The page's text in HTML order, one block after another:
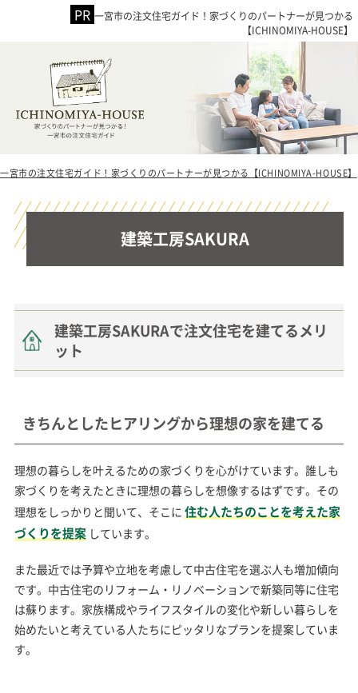
一宮市の注文住宅ガイド！家づくりのパートナーが見つかる
【ICHINOMIYA-HOUSE】
一宮市の注文住宅ガイド！家づくりのパートナーが見つかる【ICHINOMIYA-HOUSE】
建築工房SAKURA
建築工房SAKURAで注文住宅を建てるメリ
ット
きちんとしたヒアリングから理想の家を建てる
理想の暮らしを叶えるための家づくりを心がけています。誰しも
家づくりを考えたときに理想の暮らしを想像するはずです。その
理想をしっかりと聞いて、そこに 住む人たちのことを考えた家
づくりを提案 しています。
また最近では予算や立地を考慮して中古住宅を選ぶ人も増加傾向
です。中古住宅のリフォーム・リノベーションで新築同等に住宅
は蘇ります。家族構成やライフスタイルの変化や新しい暮らしを
始めたいと考えている人たちにピッタリなプランを提案していま
す。